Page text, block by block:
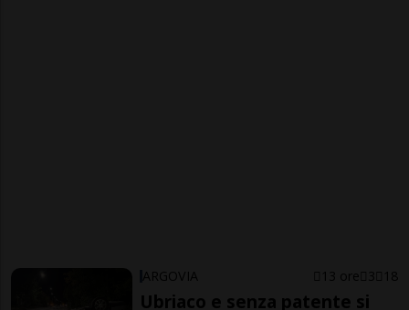
ARGOVIA 13 ore 3 18
Ubriaco e senza patente si